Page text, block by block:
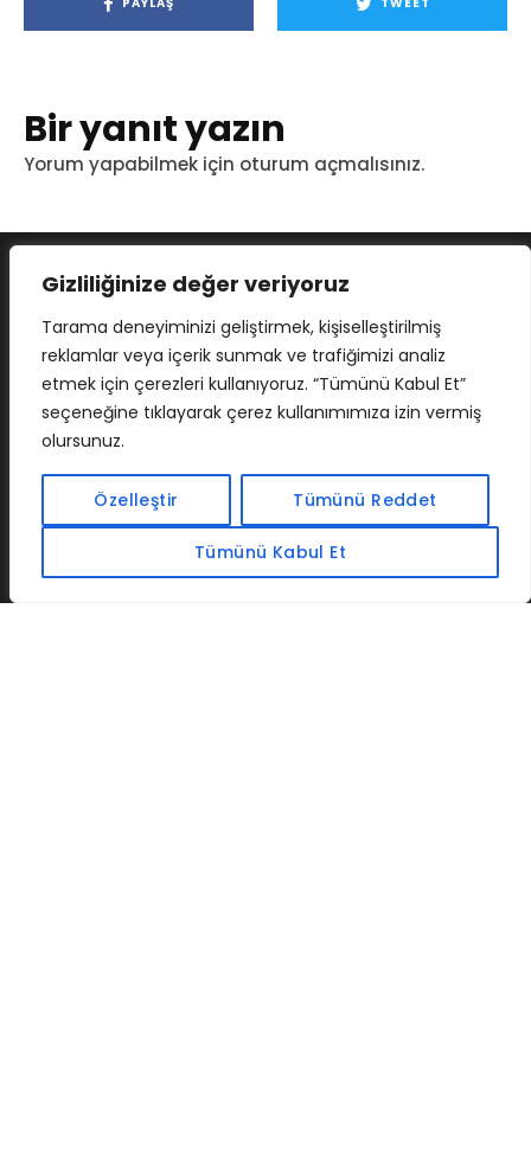
Gizliliğinize değer veriyoruz
Tarama deneyiminizi geliştirmek, kişiselleştirilmiş
reklamlar veya içerik sunmak ve trafiğimizi analiz
etmek için çerezleri kullanıyoruz. “Tümünü Kabul Et”
seçeneğine tıklayarak çerez kullanımımıza izin vermiş
olursunuz.
Özelleştir Tümünü Reddet
Tümünü Kabul Et
Bir yanıt yazın
Yorum yapabilmek için oturum açmalısınız.
İLETIŞIM BAF CADSOFTUSA MAXIMUMPCGUIDES